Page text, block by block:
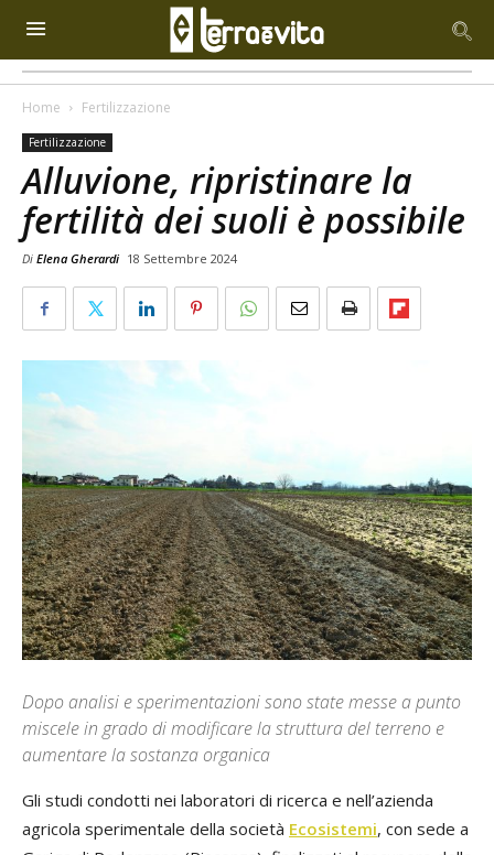
Home Fertilizzazione
Fertilizzazione
Alluvione, ripristinare la
fertilità dei suoli è possibile
Di Elena Gherardi 18 Settembre 2024
Dopo analisi e sperimentazioni sono state messe a punto
miscele in grado di modificare la struttura del terreno e
aumentare la sostanza organica
Gli studi condotti nei laboratori di ricerca e nell’azienda
agricola sperimentale della società Ecosistemi, con sede a